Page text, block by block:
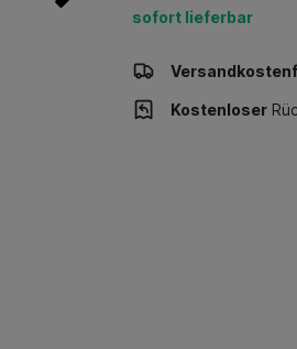
sofort lieferbar
Kostenloser